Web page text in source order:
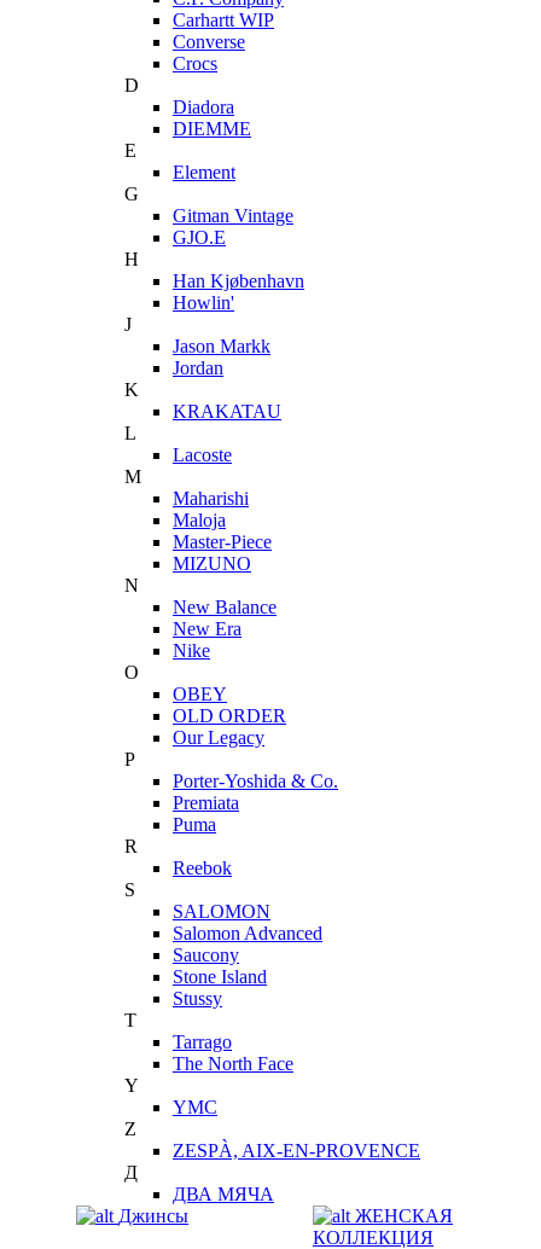
Carhartt WIP
Converse
Crocs
D
Diadora
DIEMME
E
Element
G
Gitman Vintage
GJO.E
H
Han Kjøbenhavn
Howlin'
J
Jason Markk
Jordan
K
KRAKATAU
L
Lacoste
M
Maharishi
Maloja
Master-Piece
MIZUNO
N
New Balance
New Era
Nike
O
OBEY
OLD ORDER
Our Legacy
P
Porter-Yoshida & Co.
Premiata
Puma
R
Reebok
S
SALOMON
Salomon Advanced
Saucony
Stone Island
Stussy
T
Tarrago
The North Face
Y
YMC
Z
ZESPÀ, AIX-EN-PROVENCE
Д
ДВА МЯЧА
Джинсы
ЖЕНСКАЯ
КОЛЛЕКЦИЯ